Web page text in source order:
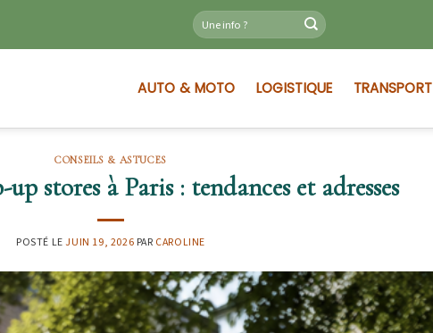
AUTO & MOTO LOGISTIQUE TRANSPORT
CONSEILS & ASTUCES
stores à Paris : tendances et adresses
POSTÉ LEJUIN 19, 2026 PAR CAROLINE